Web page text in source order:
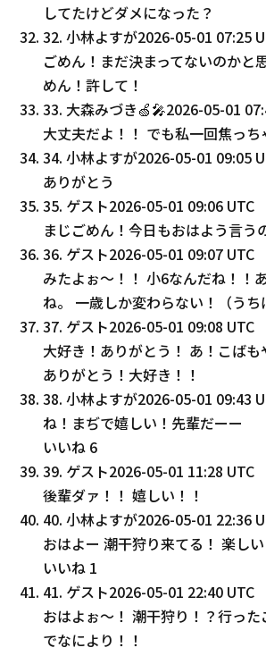
してたけどダメになった？
32. 小林よすが2026-05-01 07:25
ごめん！まだ決まってないのかと
めん！許して！
33. 大森みづき🍏🎤2026-05-01
大丈夫だよ！！ でも私一回焦っ
34. 小林よすが2026-05-01 09:05
ありがとう
35. ゲスト2026-05-01 09:06 UTC
まじごめん！今日もおはよう言う
36. ゲスト2026-05-01 09:07 UTC
みたよぉ〜！！ 小6なんだね！！
ね。 一歳しか変わらない！（うち
37. ゲスト2026-05-01 09:08 UTC
大好き！ありがとう！ あ！こばも
ありがとう！大好き！！
38. 小林よすが2026-05-01 09:43
ね！まぢで嬉しい！先輩だーー
いいね 6
39. ゲスト2026-05-01 11:28 UTC
後輩ダァ！！ 嬉しい！！
40. 小林よすが2026-05-01 22:36
おはよー 潮干狩り来てる！ 楽しい
いいね 1
41. ゲスト2026-05-01 22:40 UTC
おはよぉ〜！ 潮干狩り！？行った
でなにより！！